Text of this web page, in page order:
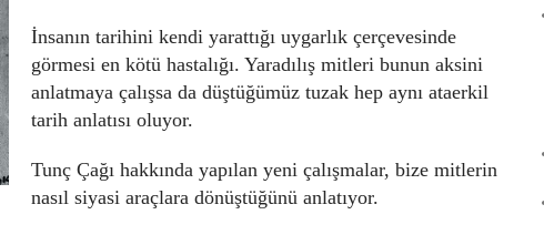
İnsanın tarihini kendi yarattığı uygarlık çerçevesinde
görmesi en kötü hastalığı. Yaradılış mitleri bunun aksini
anlatmaya çalışsa da düştüğümüz tuzak hep aynı ataerkil
tarih anlatısı oluyor.
Tunç Çağı hakkında yapılan yeni çalışmalar, bize mitlerin
nasıl siyasi araçlara dönüştüğünü anlatıyor.